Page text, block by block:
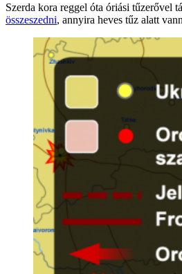
Szerda kora reggel óta óriási tűzerővel
összeszedni, annyira heves tűz alatt